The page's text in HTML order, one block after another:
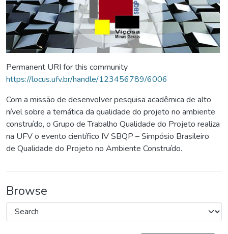
Permanent URI for this community
https://locus.ufv.br/handle/123456789/6006
Com a missão de desenvolver pesquisa acadêmica de alto
nível sobre a temática da qualidade do projeto no ambiente
construído, o Grupo de Trabalho Qualidade do Projeto realiza
na UFV o evento científico IV SBQP – Simpósio Brasileiro
de Qualidade do Projeto no Ambiente Construído.
Browse